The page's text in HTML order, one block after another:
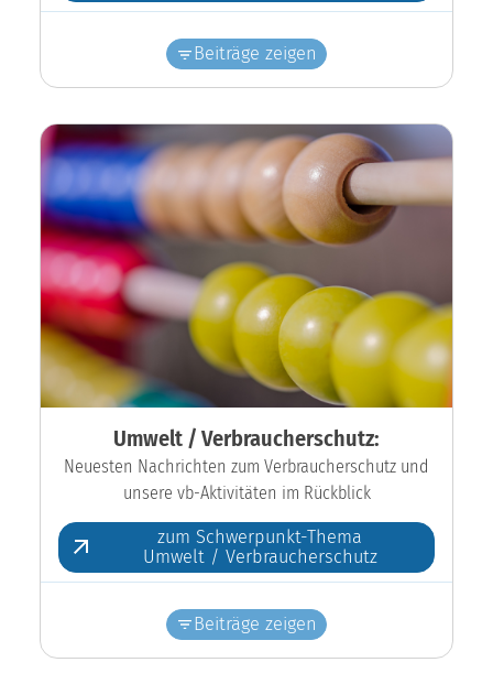
Beiträge zeigen
Umwelt / Verbraucherschutz:
Neuesten Nachrichten zum Verbraucherschutz und
unsere vb-Aktivitäten im Rückblick
zum Schwerpunkt-Thema
Umwelt / Verbraucherschutz
Beiträge zeigen